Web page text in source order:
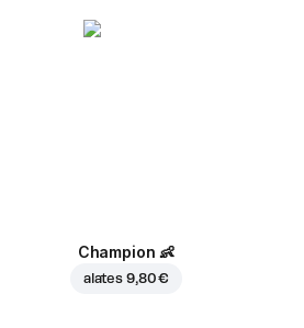
Champion 👶
alates 9,80 €